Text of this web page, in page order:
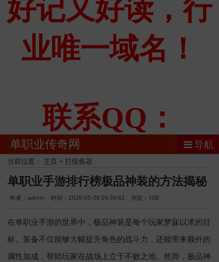
单职业传奇网 导航
当前位置： 主页 > 打怪炼器
单职业手游排行榜极品神装的方法揭秘
作者：admin 时间：2026-05-08 09:39:42 浏览： 108
在单职业手游的世界中，极品神装是每个玩家梦寐以求的目
标。装备不仅能够大幅提升角色的战斗力，还能带来额外的
属性加成，帮助玩家在战场上立于不败之地。然而，极品神